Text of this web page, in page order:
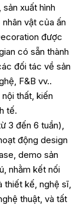
xuất hình
vật của ấn
được
có sẵn thành
đối tác về sản
F&B vv..
thất, kiến
tế.
3 đến 6 tuần),
động design
demo sản
nhằm kết nối
thiết kế, nghệ sĩ,
thuật, và tất